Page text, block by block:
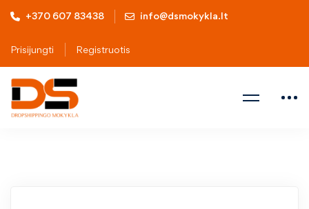
+370 607 83438 info@dsmokykla.lt
Prisijungti Registruotis